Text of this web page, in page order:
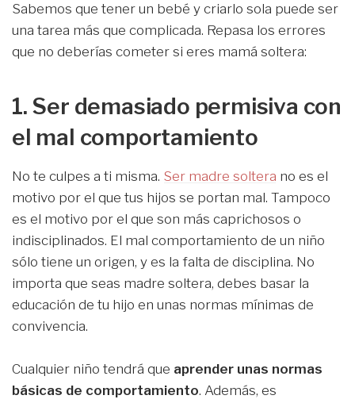
Sabemos que tener un bebé y criarlo sola puede ser
una tarea más que complicada. Repasa los errores
que no deberías cometer si eres mamá soltera:
1. Ser demasiado permisiva con
el mal comportamiento
No te culpes a ti misma. Ser madre soltera no es el
motivo por el que tus hijos se portan mal. Tampoco
es el motivo por el que son más caprichosos o
indisciplinados. El mal comportamiento de un niño
sólo tiene un origen, y es la falta de disciplina. No
importa que seas madre soltera, debes basar la
educación de tu hijo en unas normas mínimas de
convivencia.
Cualquier niño tendrá que aprender unas normas
básicas de comportamiento. Además, es